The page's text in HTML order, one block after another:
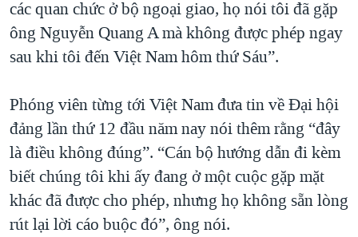
các quan chức ở bộ ngoại giao, họ nói tôi đã gặp
ông Nguyễn Quang A mà không được phép ngay
sau khi tôi đến Việt Nam hôm thứ Sáu”.
Phóng viên từng tới Việt Nam đưa tin về Đại hội
đảng lần thứ 12 đầu năm nay nói thêm rằng “đây
là điều không đúng”. “Cán bộ hướng dẫn đi kèm
biết chúng tôi khi ấy đang ở một cuộc gặp mặt
khác đã được cho phép, nhưng họ không sẵn lòng
rút lại lời cáo buộc đó”, ông nói.